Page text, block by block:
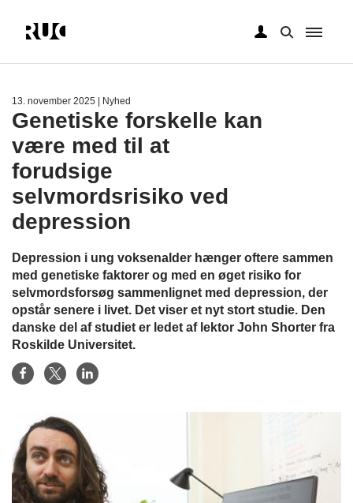
13. november 2025 | Nyhed
Genetiske forskelle kan
være med til at
forudsige
selvmordsrisiko ved
depression
Depression i ung voksenalder hænger oftere sammen
med genetiske faktorer og med en øget risiko for
selvmordsforsøg sammenlignet med depression, der
opstår senere i livet. Det viser et nyt stort studie. Den
danske del af studiet er ledet af lektor John Shorter fra
Roskilde Universitet.